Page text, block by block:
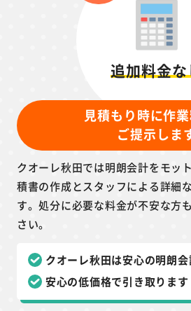
追加料金
見積もり時に作
ご提示しま
クオーレ秋田では明朗会計をモッ
積書の作成とスタッフによる詳細
す。処分に必要な料金が不安な方
さい。
クオーレ秋田は安心の明朗会
安心の低価格で引き取ります